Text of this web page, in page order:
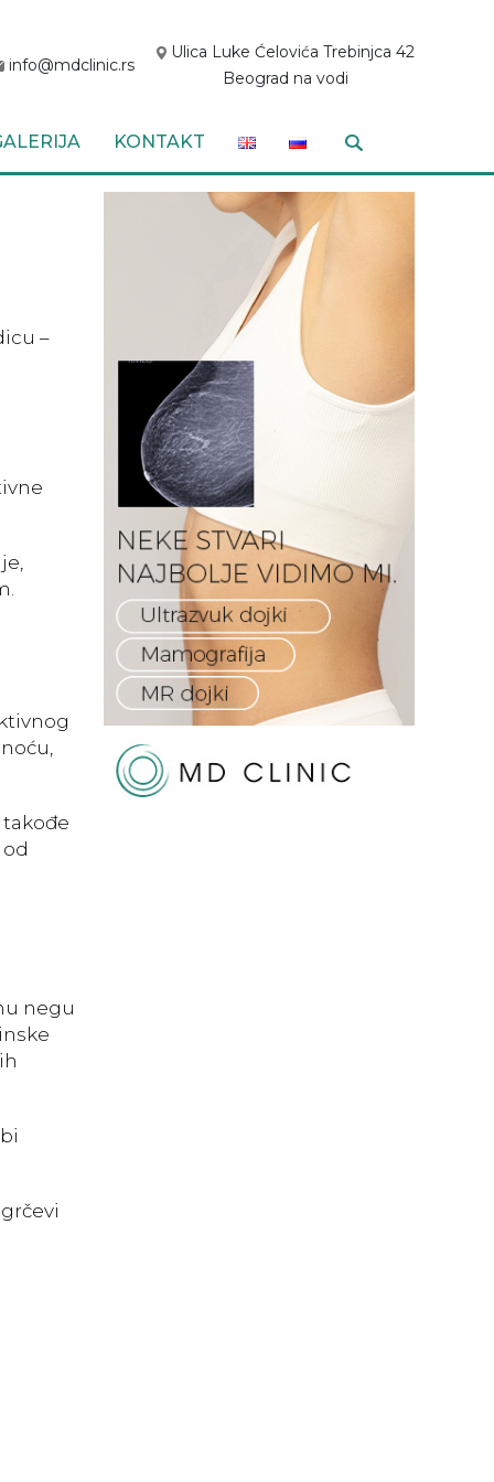
info@mdclinic.rs
Ulica Luke Ćelovića Trebinjca 42
Beograd na vodi
KONTAKT
–
negu